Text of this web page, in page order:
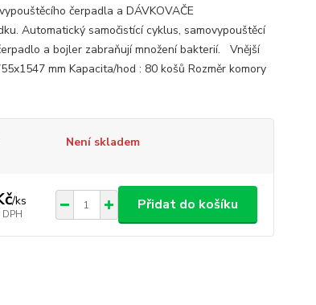
čerpadla a DÁVKOVAČE
Automatický samočistící cyklus, samovypouštěcí
a bojler zabraňují množení bakterií. Vnější
mm Kapacita/hod : 80 košů Rozměr komory
Není skladem
/ks Přidat do košíku